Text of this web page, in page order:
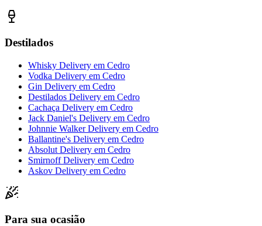
Destilados
Whisky Delivery em Cedro
Vodka Delivery em Cedro
Gin Delivery em Cedro
Destilados Delivery em Cedro
Cachaça Delivery em Cedro
Jack Daniel's Delivery em Cedro
Johnnie Walker Delivery em Cedro
Ballantine's Delivery em Cedro
Absolut Delivery em Cedro
Smirnoff Delivery em Cedro
Askov Delivery em Cedro
Para sua ocasião